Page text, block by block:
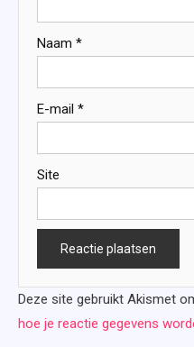
Naam *
E-mail *
Site
Deze site gebruikt Akismet
hoe je reactie gegevens